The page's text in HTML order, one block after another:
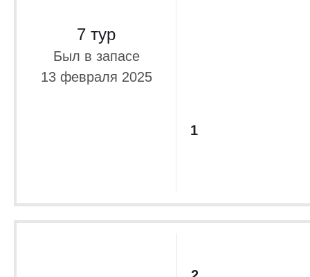
7 тур
Был в запасе
13 февраля 2025
1